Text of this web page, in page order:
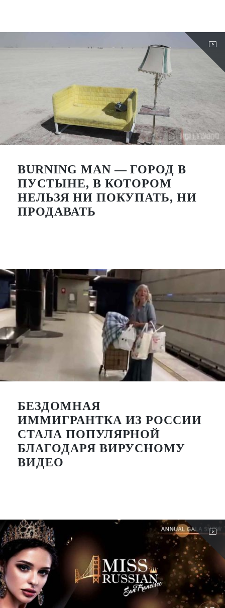
BURNING MAN — ГОРОД В
ПУСТЫНЕ, В КОТОРОМ
НЕЛЬЗЯ НИ ПОКУПАТЬ, НИ
ПРОДАВАТЬ
БЕЗДОМНАЯ
ИММИГРАНТКА ИЗ РОССИИ
СТАЛА ПОПУЛЯРНОЙ
БЛАГОДАРЯ ВИРУСНОМУ
ВИДЕО